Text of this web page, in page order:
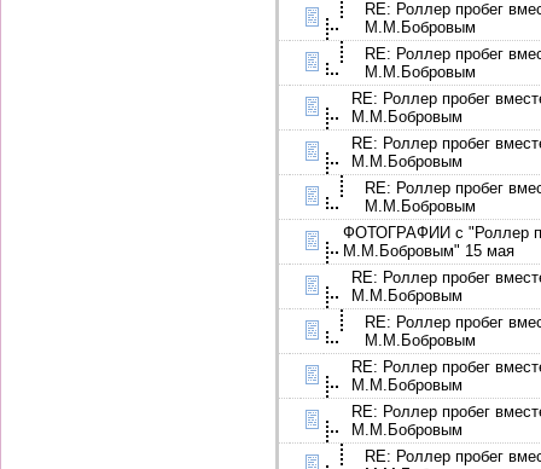
RE: Роллер пробег
М.М.Бобровым
RE: Роллер пробег
М.М.Бобровым
RE: Роллер пробег
М.М.Бобровым
RE: Роллер пробег
М.М.Бобровым
RE: Роллер пробег
М.М.Бобровым
ФОТОГРАФИИ с "Роллер
М.М.Бобровым" 15 мая
RE: Роллер пробег
М.М.Бобровым
RE: Роллер пробег
М.М.Бобровым
RE: Роллер пробег
М.М.Бобровым
RE: Роллер пробег
М.М.Бобровым
RE: Роллер пробег